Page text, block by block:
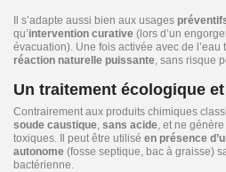
Il s’adapte aussi bien aux usages
qu’intervention curative (lors d’un
évacuation). Une fois activée avec de
réaction naturelle puissante, sans risque
Un traitement écologique
Contrairement aux produits chimiques
soude caustique, sans acide, et ne
toxiques. Il peut être utilisé en présence
autonome (fosse septique, bac à graisse)
bactérienne.